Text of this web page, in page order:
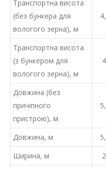
Транспортна висота
(без бункера для
вологого зерна), м
Транспортна висота
(з бункером для
вологого зерна), м
Довжина (без
причіпного
пристрою), м
Довжина, м
Ширина, м